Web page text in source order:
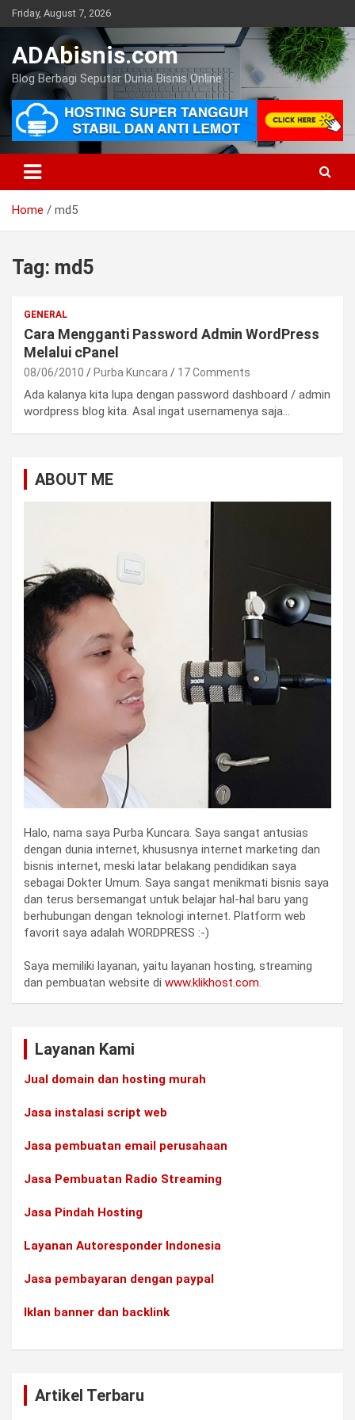
Skip
to
Friday, August 7, 2026
ADAbisnis.com
Blog Berbagi Seputar Dunia Bisnis Online
Home md5
Tag: md5
GENERAL
Cara Mengganti Password Admin WordPress
Melalui cPanel
08/06/2010 Purba Kuncara 17 Comments
Ada kalanya kita lupa dengan password dashboard / admin
wordpress blog kita. Asal ingat usernamenya saja…
ABOUT ME
Halo, nama saya Purba Kuncara. Saya sangat antusias
dengan dunia internet, khususnya internet marketing dan
bisnis internet, meski latar belakang pendidikan saya
sebagai Dokter Umum. Saya sangat menikmati bisnis saya
dan terus bersemangat untuk belajar hal-hal baru yang
berhubungan dengan teknologi internet. Platform web
favorit saya adalah WORDPRESS :-)
Saya memiliki layanan, yaitu layanan hosting, streaming
dan pembuatan website di www.klikhost.com.
Layanan Kami
Jual domain dan hosting murah
Jasa instalasi script web
Jasa pembuatan email perusahaan
Jasa Pembuatan Radio Streaming
Jasa Pindah Hosting
Layanan Autoresponder Indonesia
Jasa pembayaran dengan paypal
Iklan banner dan backlink
Artikel Terbaru